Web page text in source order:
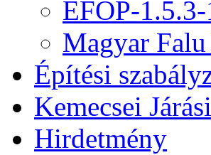
EFOP-
Magyar
Építési
Kemecsei
Hirdetmény